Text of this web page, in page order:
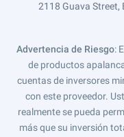
2118 Guava Street,
Advertencia de Riesgo:
de productos
cuentas de inversores
con este proveedor.
realmente se pueda
más que su inversión